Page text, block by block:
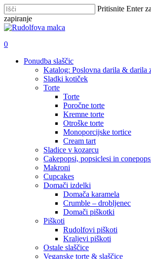
Skip
to
main
Pritisnite Enter
zapiranje
Zapri
išči
account
0
Ponudba slaščic
Katalog: Poslovna darila & darila
Sladki kotiček
Torte
Torte
Poročne torte
Kremne torte
Otroške torte
Monoporcijske tortice
Cream tart
Sladice v kozarcu
Cakepopsi, popsiclesi in
Makroni
Cupcakes
Domači izdelki
Domača karamela
Crumble – drobljenec
Domači piškotki
Piškoti
Rudolfovi piškoti
Kraljevi piškoti
Ostale slaščice
Veganske torte & slaščice